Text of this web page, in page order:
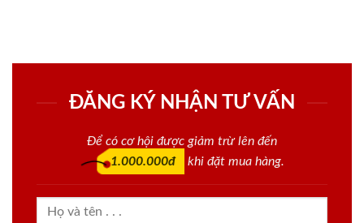
ĐĂNG KÝ NHẬN TƯ VẤN
Để có cơ hội được giảm trừ lên đến
1.000.000đ
khi đặt mua hàng.